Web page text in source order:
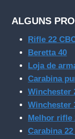
ALGUNS
Rifle 22
Beretta 40
Loja de
Carabina
Winchester
Winchester
Melhor rifle
Carabina